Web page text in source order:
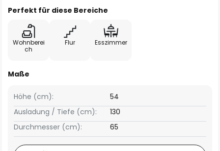
Perfekt für diese Bereiche
Wohnberei
ch
Flur Esszimmer
Maße
Höhe (cm):
54
Ausladung / Tiefe (cm):
130
Durchmesser (cm):
65